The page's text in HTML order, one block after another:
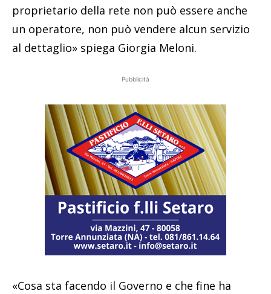
proprietario della rete non può essere anche
un operatore, non può vendere alcun servizio
al dettaglio» spiega Giorgia Meloni.
Pubblicità
«Cosa sta facendo il Governo e che fine ha